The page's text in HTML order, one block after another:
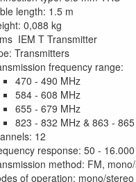
length: 1.5 m
0,088 kg
IEM T Transmitter
Transmitters
frequency range:
470 - 490 MHz
584 - 608 MHz
655 - 679 MHz
823 - 832 MHz & 863 -
12
response: 50 -
method: FM,
of operation: mono/stereo